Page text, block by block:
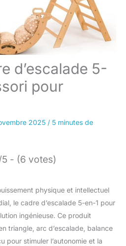
d’escalade 5-
pour
2025 / 5 minutes de
- (6 votes)
physique et intellectuel
le cadre d’escalade 5-en-1 pour
ingénieuse. Ce produit
triangle, arc d’escalade, balance
pour stimuler l’autonomie et la